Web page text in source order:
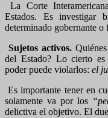
La Corte
Estados. Es investigar
determinado gobernante o
Sujetos activos.
del Estado? Lo cierto
poder puede violarlos: el
Es importante tener en
solamente va por los
delictiva el objetivo. El